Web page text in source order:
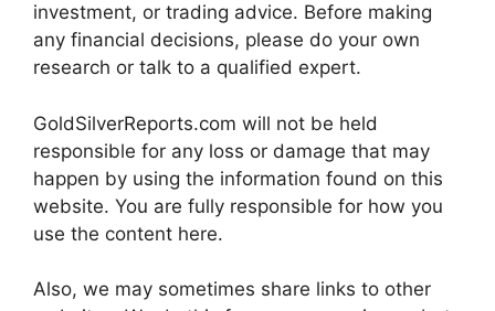
investment, or trading advice. Before making
any financial decisions, please do your own
research or talk to a qualified expert.
GoldSilverReports.com will not be held
responsible for any loss or damage that may
happen by using the information found on this
website. You are fully responsible for how you
use the content here.
Also, we may sometimes share links to other